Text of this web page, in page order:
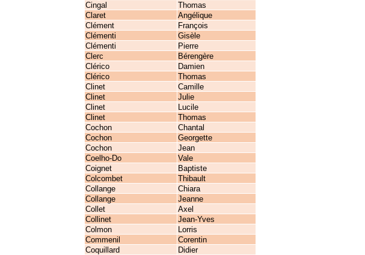
Cingal
Thomas
Claret
Angélique
Clément
François
Clémenti
Gisèle
Clémenti
Pierre
Clerc
Bérengère
Clérico
Damien
Clérico
Thomas
Clinet
Camille
Clinet
Julie
Clinet
Lucile
Clinet
Thomas
Cochon
Chantal
Cochon
Georgette
Cochon
Jean
Coelho-Do
Vale
Coignet
Baptiste
Colcombet
Thibault
Collange
Chiara
Collange
Jeanne
Collet
Axel
Collinet
Jean-Yves
Colmon
Lorris
Commenil
Corentin
Coquillard
Didier